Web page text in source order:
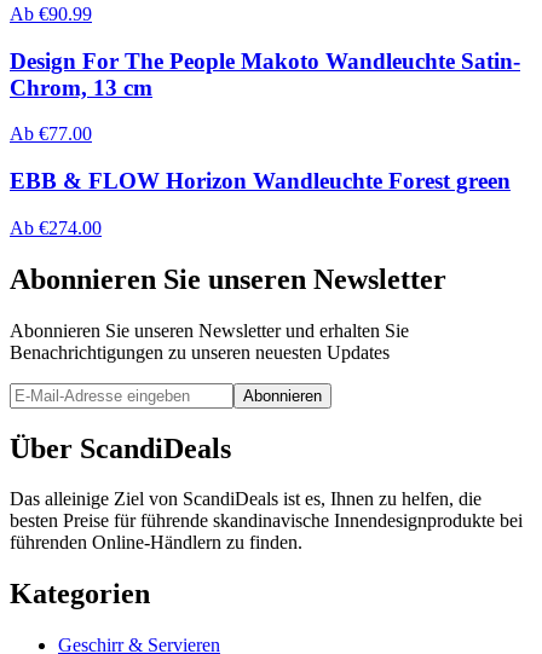
Ab €90.99
Design For The People Makoto Wandleuchte Satin-
Chrom, 13 cm
Ab €77.00
EBB & FLOW Horizon Wandleuchte Forest green
Ab €274.00
Abonnieren Sie unseren Newsletter
Abonnieren Sie unseren Newsletter und erhalten Sie
Benachrichtigungen zu unseren neuesten Updates
Abonnieren
Über ScandiDeals
Das alleinige Ziel von ScandiDeals ist es, Ihnen zu helfen, die
besten Preise für führende skandinavische Innendesignprodukte bei
führenden Online-Händlern zu finden.
Kategorien
Geschirr & Servieren